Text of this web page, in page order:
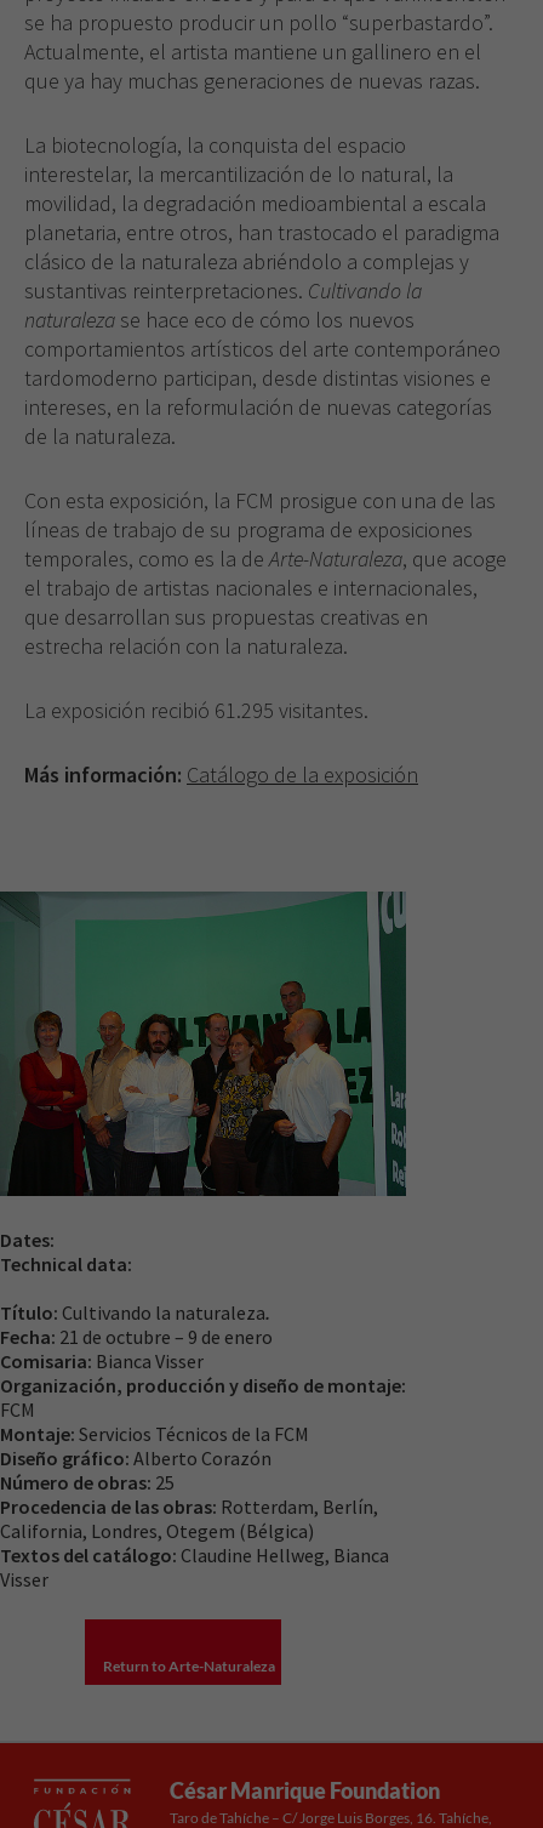
se ha propuesto producir un pollo “superbastardo”.
Actualmente, el artista mantiene un gallinero en el
que ya hay muchas generaciones de nuevas razas.
La biotecnología, la conquista del espacio
interestelar, la mercantilización de lo natural, la
movilidad, la degradación medioambiental a escala
planetaria, entre otros, han trastocado el paradigma
clásico de la naturaleza abriéndolo a complejas y
sustantivas reinterpretaciones. Cultivando la
naturaleza se hace eco de cómo los nuevos
comportamientos artísticos del arte contemporáneo
tardomoderno participan, desde distintas visiones e
intereses, en la reformulación de nuevas categorías
de la naturaleza.
Con esta exposición, la FCM prosigue con una de las
líneas de trabajo de su programa de exposiciones
temporales, como es la deArte-Naturaleza, que acoge
el trabajo de artistas nacionales e internacionales,
que desarrollan sus propuestas creativas en
estrecha relación con la naturaleza.
La exposición recibió 61.295 visitantes.
Más información: Catálogo de la exposición
Dates:
Technical data:
Título: Cultivando la naturaleza.
Fecha: 21 de octubre – 9 de enero
Comisaria: Bianca Visser
Organización, producción y diseño de montaje:
FCM
Montaje: Servicios Técnicos de la FCM
Diseño gráfico: Alberto Corazón
Número de obras: 25
Procedencia de las obras: Rotterdam, Berlín,
California, Londres, Otegem (Bélgica)
Textos del catálogo: Claudine Hellweg, Bianca
Visser
Return to Arte-Naturaleza
César Manrique Foundation
Taro de Tahíche – C/ Jorge Luis Borges, 16. Tahíche,
Necesarias
Estas
Son
necesarias
para que
funcione la
Experiencia
Para que
nuestra web
funcione lo
mejor posible
durante tu